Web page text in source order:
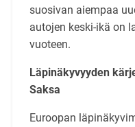
suosivan aiempaa
autojen keski-ikä on
vuoteen.
Läpinäkyvyyden
Saksa
Euroopan